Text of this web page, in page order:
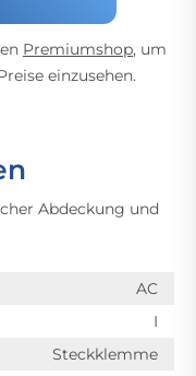
Premiumshop, um
einzusehen.
Abdeckung und
AC
I
Steckklemme